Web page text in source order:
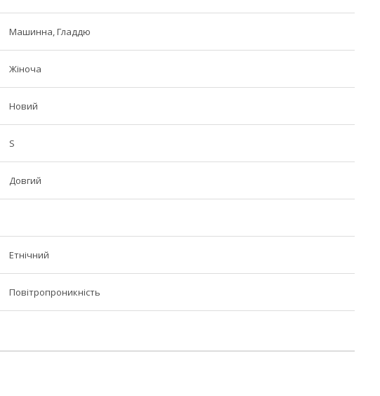
Машинна, Гладдю
Жіноча
Новий
S
Довгий
Етнічний
Повітропроникність